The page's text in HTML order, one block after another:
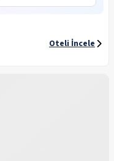
Oteli İncele